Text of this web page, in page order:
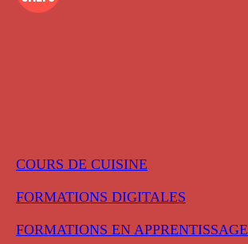
COURS DE CUISINE
FORMATIONS DIGITALES
FORMATIONS EN APPRENTISSAGE